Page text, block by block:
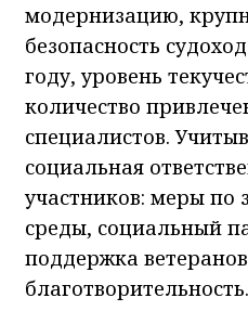
модернизацию,
безопасность
году, уровень
количество
специалистов.
социальная
участников: меры
среды, социальный
поддержка
благотворительность.